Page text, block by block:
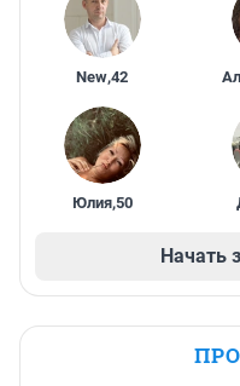
New,42
Юлия,50
Начать